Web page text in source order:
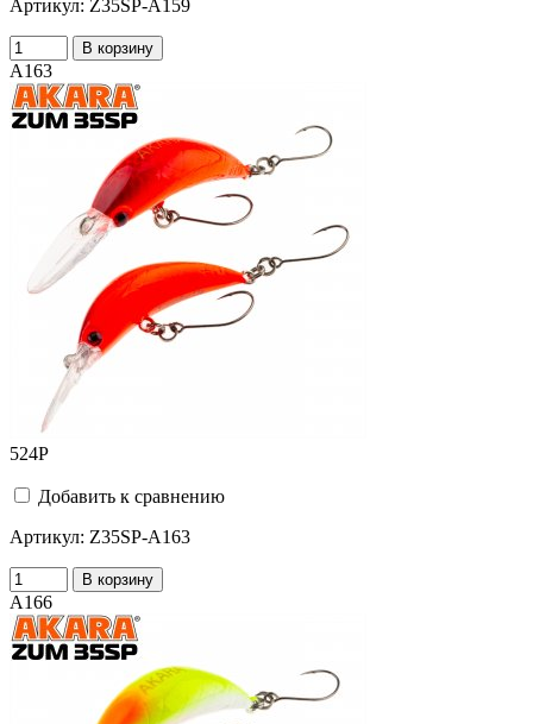
Артикул: Z35SP-A159
В корзину
A163
524Р
Добавить к сравнению
Артикул: Z35SP-A163
В корзину
A166